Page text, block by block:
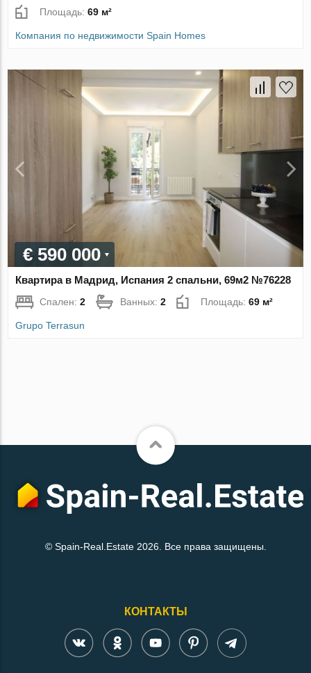
Площадь:69 м²
Компания по недвижимости Spain Homes
€ 590 000
Квартира в Мадрид, Испания 2 спальни, 69м2 №76228
Спален:2 Ванных:2 Площадь:69 м²
Grupo Terrasun
© Spain-Real.Estate 2026. Все права защищены.
КОНТАКТЫ